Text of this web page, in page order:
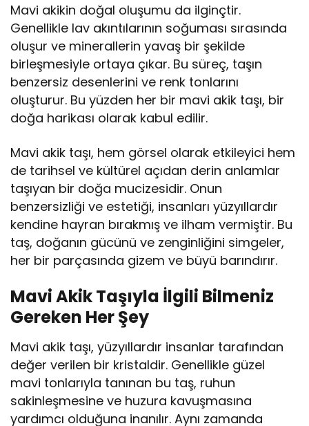
Mavi akikin doğal oluşumu da ilginçtir.
Genellikle lav akıntılarının soğuması sırasında
oluşur ve minerallerin yavaş bir şekilde
birleşmesiyle ortaya çıkar. Bu süreç, taşın
benzersiz desenlerini ve renk tonlarını
oluşturur. Bu yüzden her bir mavi akik taşı, bir
doğa harikası olarak kabul edilir.
Mavi akik taşı, hem görsel olarak etkileyici hem
de tarihsel ve kültürel açıdan derin anlamlar
taşıyan bir doğa mucizesidir. Onun
benzersizliği ve estetiği, insanları yüzyıllardır
kendine hayran bırakmış ve ilham vermiştir. Bu
taş, doğanın gücünü ve zenginliğini simgeler,
her bir parçasında gizem ve büyü barındırır.
Mavi Akik Taşıyla İlgili Bilmeniz
Gereken Her Şey
Mavi akik taşı, yüzyıllardır insanlar tarafından
değer verilen bir kristaldir. Genellikle güzel
mavi tonlarıyla tanınan bu taş, ruhun
sakinleşmesine ve huzura kavuşmasına
yardımcı olduğuna inanılır. Aynı zamanda